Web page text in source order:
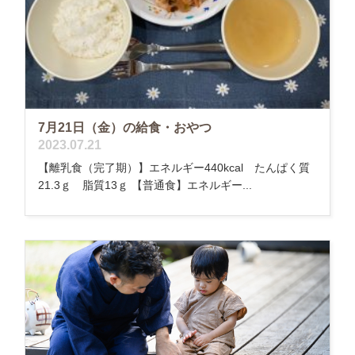
7月21日（金）の給食・おやつ
2023.07.21
【離乳食（完了期）】エネルギー440kcal たんぱく質
21.3ｇ 脂質13ｇ 【普通食】エネルギー...